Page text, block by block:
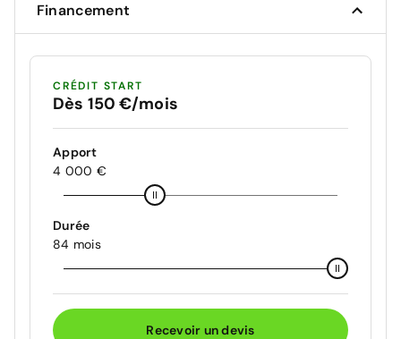
Financement
CRÉDIT START
Dès 150 €/mois
Apport
4 000 €
Durée
84 mois
Recevoir un devis